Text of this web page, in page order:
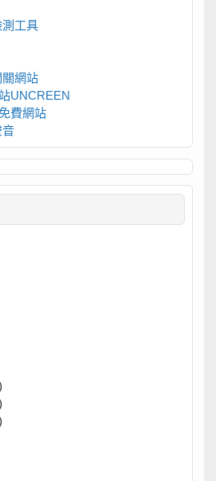
工具
網站
UNCREEN
費網站
音